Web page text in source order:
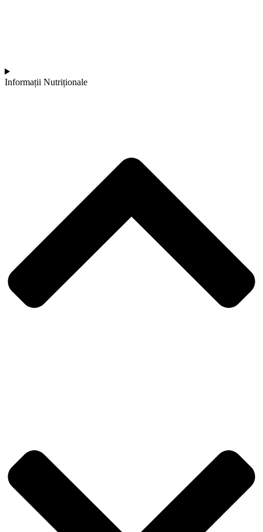
Informații Nutriționale